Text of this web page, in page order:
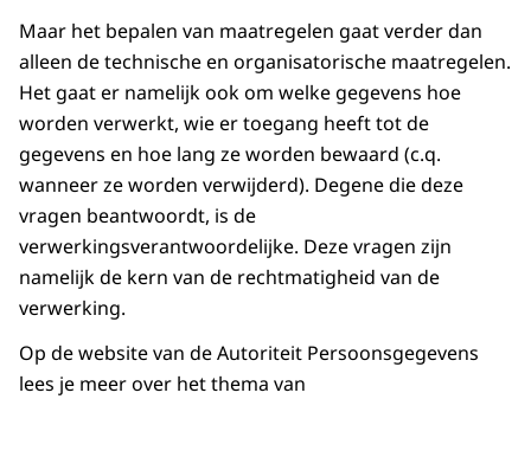
Maar het bepalen van maatregelen gaat verder dan
alleen de technische en organisatorische maatregelen.
Het gaat er namelijk ook om welke gegevens hoe
worden verwerkt, wie er toegang heeft tot de
gegevens en hoe lang ze worden bewaard (c.q.
wanneer ze worden verwijderd). Degene die deze
vragen beantwoordt, is de
verwerkingsverantwoordelijke. Deze vragen zijn
namelijk de kern van de rechtmatigheid van de
verwerking.
Op de website van de Autoriteit Persoonsgegevens
lees je meer over het thema van